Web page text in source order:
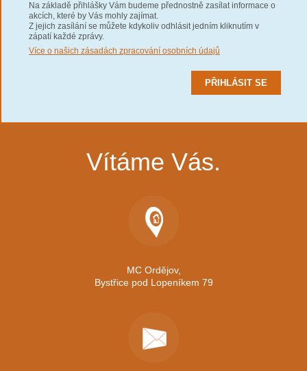
Na základě přihlášky Vám budeme přednostně zasílat informace o
akcích, které by Vás mohly zajímat.
Z jejich zasílání se můžete kdykoliv odhlásit jedním kliknutím v
zápatí každé zprávy.
Více o našich zásadách zpracování osobních údajů
Vítáme Vás.
MC Ordějov,
Bystřice pod Lopeníkem 79